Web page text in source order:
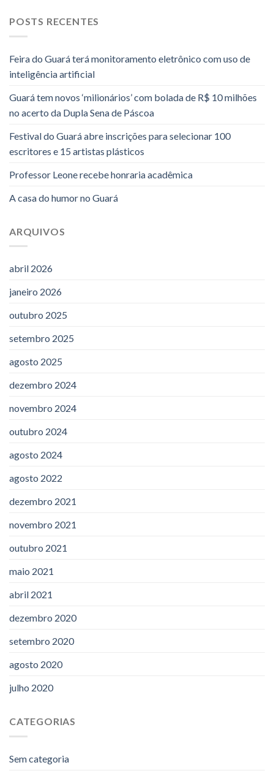
POSTS RECENTES
Feira do Guará terá monitoramento eletrônico com uso de
inteligência artificial
Guará tem novos ‘milionários’ com bolada de R$ 10 milhões
no acerto da Dupla Sena de Páscoa
Festival do Guará abre inscrições para selecionar 100
escritores e 15 artistas plásticos
Professor Leone recebe honraria acadêmica
A casa do humor no Guará
ARQUIVOS
abril 2026
janeiro 2026
outubro 2025
setembro 2025
agosto 2025
dezembro 2024
novembro 2024
outubro 2024
agosto 2024
agosto 2022
dezembro 2021
novembro 2021
outubro 2021
maio 2021
abril 2021
dezembro 2020
setembro 2020
agosto 2020
julho 2020
CATEGORIAS
Sem categoria